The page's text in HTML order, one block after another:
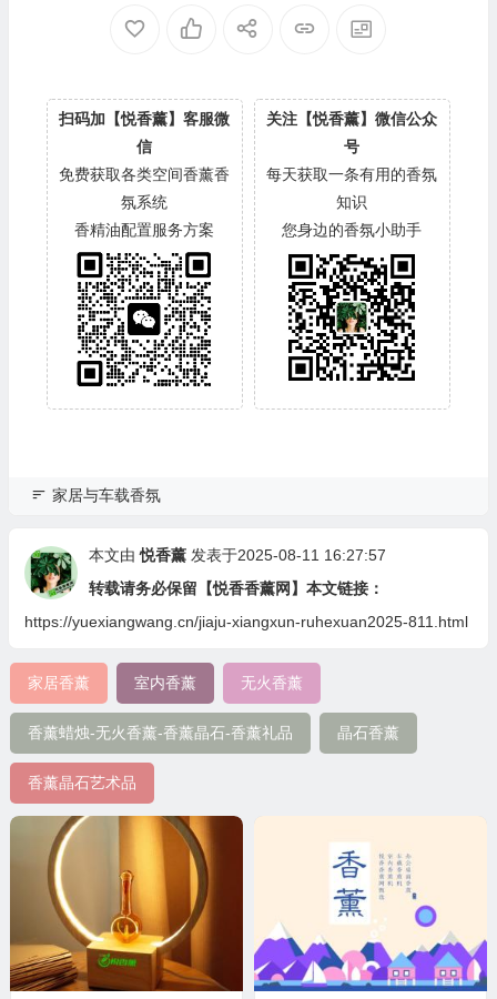
扫码加【悦香薰】客服微
信
免费获取各类空间香薰香
氛系统
香精油配置服务方案
关注【悦香薰】微信公众
号
每天获取一条有用的香氛
知识
您身边的香氛小助手
家居与车载香氛
本文由悦香薰 发表于2025-08-11 16:27:57
转载请务必保留【悦香香薰网】本文链接：
https://yuexiangwang.cn/jiaju-xiangxun-ruhexuan2025-811.html
家居香薰 室内香薰 无火香薰
香薰蜡烛-无火香薰-香薰晶石-香薰礼品 晶石香薰
香薰晶石艺术品